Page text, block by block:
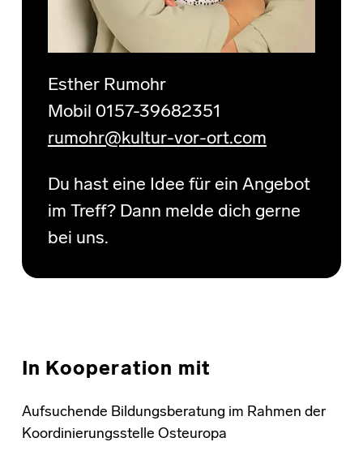
Esther Rumohr
Mobil 0157-39682351
rumohr@kultur-vor-ort.com
Du hast eine Idee für ein Angebot
im Treff? Dann melde dich gerne
bei uns.
In Kooperation mit
Aufsuchende Bildungsberatung im Rahmen der
Koordinierungsstelle Osteuropa